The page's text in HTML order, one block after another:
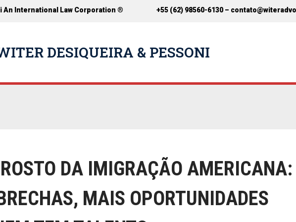
An International Law Corporation ® +55 (62) 98560-6130 –
DESIQUEIRA & PESSONI
DA IMIGRAÇÃO AMERICANA:
MAIS OPORTUNIDADES